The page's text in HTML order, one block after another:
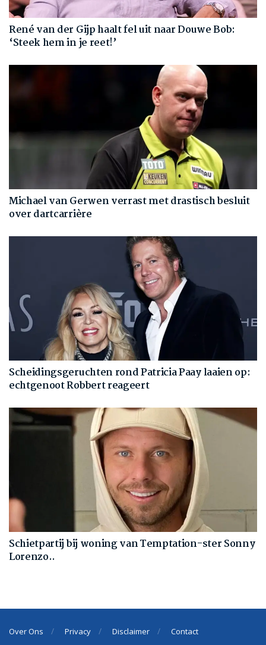
René van der Gijp haalt fel uit naar Douwe Bob:
‘Steek hem in je reet!’
Michael van Gerwen verrast met drastisch besluit
over dartcarrière
Scheidingsgeruchten rond Patricia Paay laaien op:
echtgenoot Robbert reageert
Schietpartij bij woning van Temptation-ster Sonny
Lorenzo..
Over Ons Privacy Disclaimer Contact